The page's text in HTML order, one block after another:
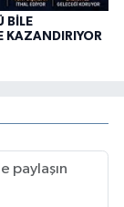
BİLE
KAZANDIRIYOR